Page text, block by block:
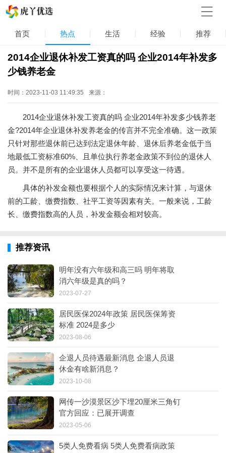
首页 热点 生活 经验 推荐
2014企业退休补发工资真的吗 企业2014年补发多
少钱养老金
时间：2023-11-03 11:49:35 来源：
2014企业退休补发工资真的吗 企业2014年补发多少钱养老
金?2014年企业退休补发养老金的传言并不完全准确。这一政策
只针对那些退休前已达到法定退休年龄、退休后养老金低于当
地最低工资标准60%、且单位执行养老金政策不到位的退休人
员。并不是所有的企业退休人员都可以享受这一待遇。
具体的补发金额也要根据个人的实际情况来计算，与退休
前的工龄、缴费指数、社平工资等因素有关。一般来说，工龄
长、缴费指数高的人员，补发金额会相对较高。
推荐资讯
明年没有六年级和高三吗 明年将取
消六年级是真的吗？
2023-07-27
居民医保2024年政策 居民医保筹资
标准 2024是多少
2023-08-06
企退人员待遇最新消息 企退人员退
休金有啥新消息？
2023-10-08
网传一沙漠景区沙下埋20厘米三角钉
官方回应：已展开调查
2023-05-06
5类人免费看病 5类人免费看病政策